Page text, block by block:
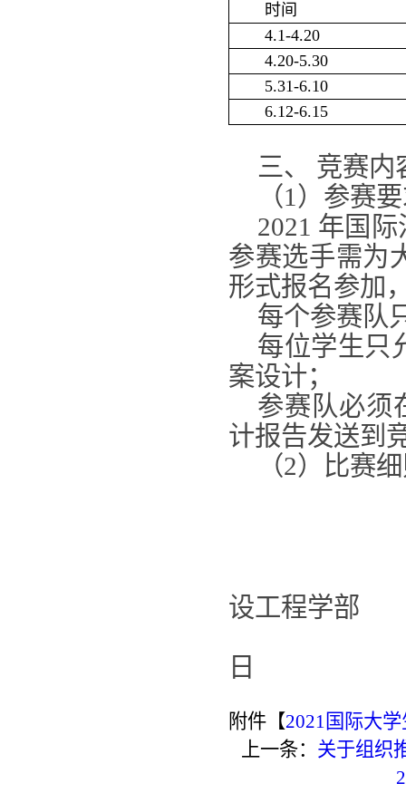
时间
4.1-4.20
4.20-5.30
5.31-6.10
6.12-6.15
三、 竞赛内
（1）参赛
2021 年国
参赛选手需为
形式报名参加
每个参赛队
每位学生只
案设计；
参赛队必须
计报告发送到
（2）比赛
设工程学部
日
附件【2021国际大
上一条： 关于组织